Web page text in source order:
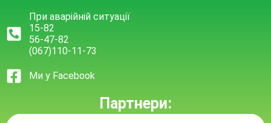
При аварійній ситуації
15-82
56-47-82
(067)110-11-73
Ми у Facebook
Партнери: